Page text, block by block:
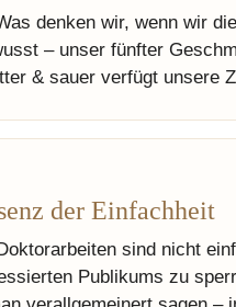
denken wir, wenn wir
– unser fünfter
& sauer verfügt unsere
der Einfachheit
sind nicht
Publikums zu